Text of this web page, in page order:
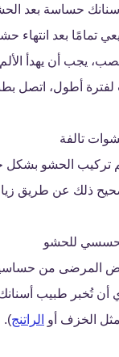
حساسة بعد
تمامًا بعد انتهاء
يجب أن يهدأ
أطول، اتصل
تالفة
تركيب الحشو
ذلك عن طريق
للحشو
المرضى من حساسية
أن تُخبر طبيب
الخزف أو الراتنج).